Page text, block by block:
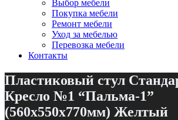
Выбор мебели
Покупка мебели
Ремонт мебели
Уход за мебелью
Перевозка мебели
Контакты
Пластиковый стул
Кресло №1 “Пальма-1”
(560х550х770мм) Желтый